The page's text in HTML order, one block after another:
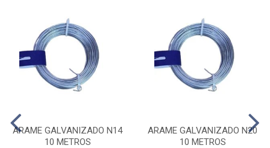
ARAME GALVANIZADO N14
10 METROS
ARAME GALVANIZADO N20
10 METROS